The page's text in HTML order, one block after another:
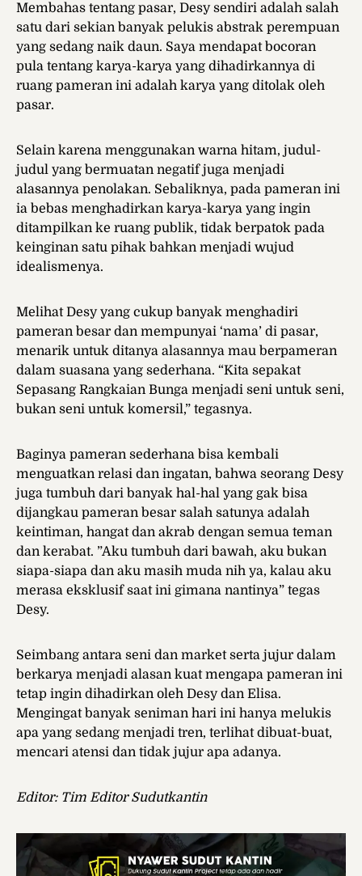
Membahas tentang pasar, Desy sendiri adalah salah
satu dari sekian banyak pelukis abstrak perempuan
yang sedang naik daun. Saya mendapat bocoran
pula tentang karya-karya yang dihadirkannya di
ruang pameran ini adalah karya yang ditolak oleh
pasar.
Selain karena menggunakan warna hitam, judul-
judul yang bermuatan negatif juga menjadi
alasannya penolakan. Sebaliknya, pada pameran ini
ia bebas menghadirkan karya-karya yang ingin
ditampilkan ke ruang publik, tidak berpatok pada
keinginan satu pihak bahkan menjadi wujud
idealismenya.
Melihat Desy yang cukup banyak menghadiri
pameran besar dan mempunyai ‘nama’ di pasar,
menarik untuk ditanya alasannya mau berpameran
dalam suasana yang sederhana. “Kita sepakat
Sepasang Rangkaian Bunga menjadi seni untuk seni,
bukan seni untuk komersil,” tegasnya.
Baginya pameran sederhana bisa kembali
menguatkan relasi dan ingatan, bahwa seorang Desy
juga tumbuh dari banyak hal-hal yang gak bisa
dijangkau pameran besar salah satunya adalah
keintiman, hangat dan akrab dengan semua teman
dan kerabat. ”Aku tumbuh dari bawah, aku bukan
siapa-siapa dan aku masih muda nih ya, kalau aku
merasa eksklusif saat ini gimana nantinya” tegas
Desy.
Seimbang antara seni dan market serta jujur dalam
berkarya menjadi alasan kuat mengapa pameran ini
tetap ingin dihadirkan oleh Desy dan Elisa.
Mengingat banyak seniman hari ini hanya melukis
apa yang sedang menjadi tren, terlihat dibuat-buat,
mencari atensi dan tidak jujur apa adanya.
Editor: Tim Editor Sudutkantin